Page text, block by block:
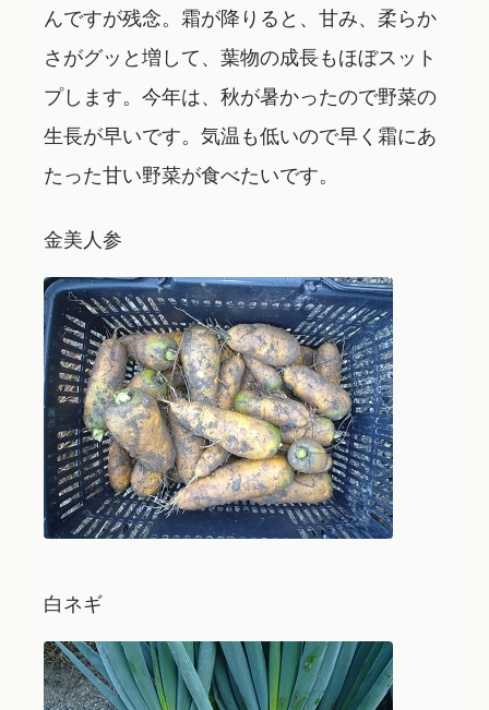
んですが残念。霜が降りると、甘み、柔らか
さがグッと増して、葉物の成長もほぼスット
プします。今年は、秋が暑かったので野菜の
生長が早いです。気温も低いので早く霜にあ
たった甘い野菜が食べたいです。
金美人参
白ネギ